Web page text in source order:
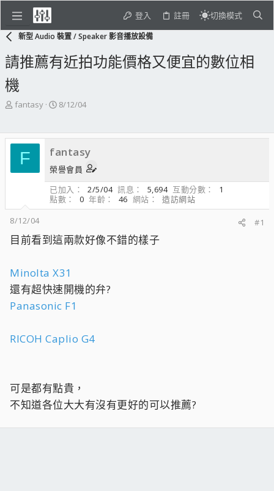
登入 註冊 切換模式
新型 Audio 裝置 / Speaker 影音播放設備
請推薦有近拍功能價格又便宜的數位相
機
主
起
人
fantasy
開
期
8/12/04
F fantasy
榮譽會員
已加入
2/5/04 訊息 5,694 互動分數
1
點數
0 年齡 46 網站
造訪網站
8/12/04
#1
目前看到這兩款好像不錯的樣子
Minolta X31
還有超快速開機的弁?
Panasonic F1
RICOH Caplio G4
可是都有點貴，
不知道各位大大有沒有更好的可以推薦?